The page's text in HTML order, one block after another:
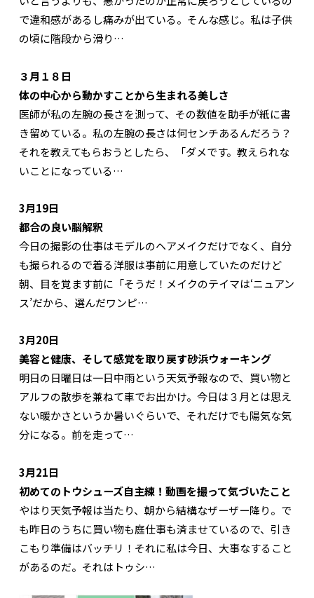
で違和感があるし痛みが出ている。そんな感じ。私は子供
の頃に階段から滑り…
３月１８日
体の中心から動かすことから生まれる美しさ
医師が私の左腕の長さを測って、その数値を助手が紙に書
き留めている。私の左腕の長さは何センチあるんだろう？
それを教えてもらおうとしたら、「ダメです。教えられな
いことになっている…
3月19日
都合の良い脳解釈
今日の撮影の仕事はモデルのヘアメイクだけでなく、自分
も撮られるので着る洋服は事前に用意していたのだけど
朝、目を覚ます前に「そうだ！メイクのテイマは‘ニュアン
ス’だから、選んだワンピ…
3月20日
美容と健康、そして感覚を取り戻す砂浜ウォーキング
明日の日曜日は一日中雨という天気予報なので、買い物と
アルフの散歩を兼ねて車でお出かけ。今日は３月とは思え
ない暖かさというか暑いぐらいで、それだけでも陽気な気
分になる。前を走って…
3月21日
初めてのトウシューズ自主練！動画を撮って気づいたこと
やはり天気予報は当たり、朝から結構なザーザー降り。で
も昨日のうちに買い物も庭仕事も済ませているので、引き
こもり準備はバッチリ！それに私は今日、大事なすること
があるのだ。それはトゥシ…